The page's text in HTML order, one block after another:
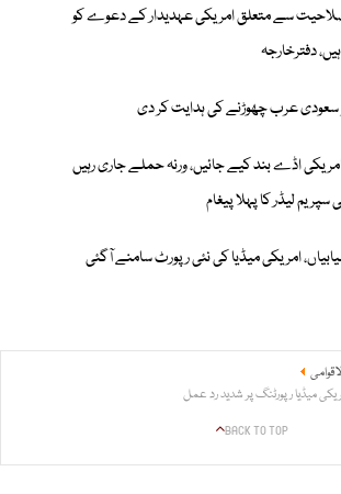
صلاحیت سے متعلق امریکی عہدیدار کے دعوے کو
دفترخارجہ
سعودی عرب چھوڑنے کی ہدایت کر دی
اڈے بند کیے جائیں، ورنہ حملے جاری رہیں
لیڈر کا پہلا پیغام
امریکی میڈیا کی نئی رپورٹ سامنے آگئی
میڈیا رپورٹنگ پر شدید رد عمل
BACK TO TOP